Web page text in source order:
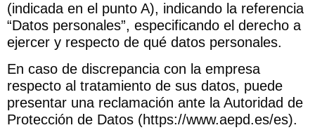
(indicada en el punto A), indicando la referencia
“Datos personales”, especificando el derecho a
ejercer y respecto de qué datos personales.
En caso de discrepancia con la empresa
respecto al tratamiento de sus datos, puede
presentar una reclamación ante la Autoridad de
Protección de Datos (https://www.aepd.es/es).